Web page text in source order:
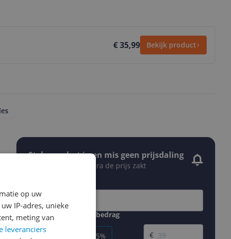
€ 35,99 Bekijk product
Stel een alert in en mis geen prijsdaling
Krijg een seintje zodra de prijs zakt
Gewenste daling of bedrag
-15%
Gewenste prijs
€
op uw
IP-adres, unieke
meting van
leveranciers